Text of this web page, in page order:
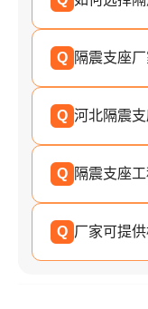
Q 隔震支座厂
Q 河北隔震支
Q 隔震支座
Q 厂家可提供